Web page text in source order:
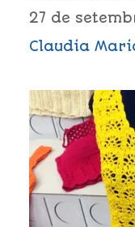
27 de
Claudia